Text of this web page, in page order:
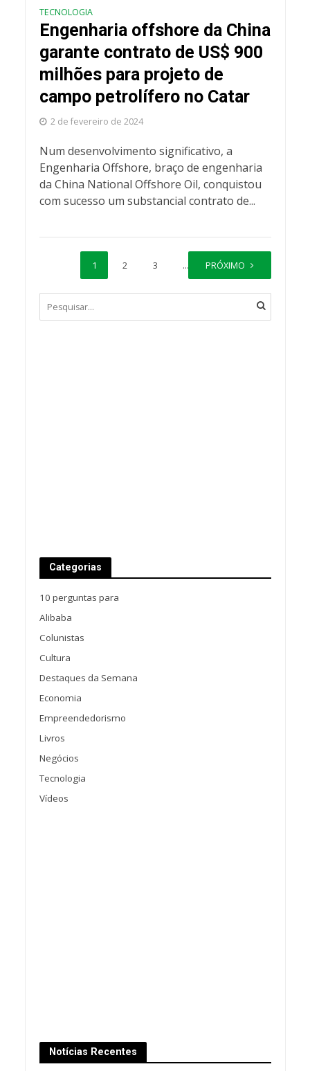
TECNOLOGIA
Engenharia offshore da China
garante contrato de US$ 900
milhões para projeto de
campo petrolífero no Catar
2 de fevereiro de 2024
Num desenvolvimento significativo, a
Engenharia Offshore, braço de engenharia
da China National Offshore Oil, conquistou
com sucesso um substancial contrato de...
1 2 3 … 8
PRÓXIMO
Categorias
10 perguntas para
Alibaba
Colunistas
Cultura
Destaques da Semana
Economia
Empreendedorismo
Livros
Negócios
Tecnologia
Vídeos
Notícias Recentes